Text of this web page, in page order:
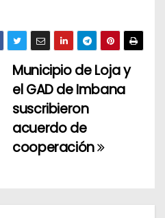
Municipio de Loja y
el GAD de Imbana
suscribieron
acuerdo de
cooperación